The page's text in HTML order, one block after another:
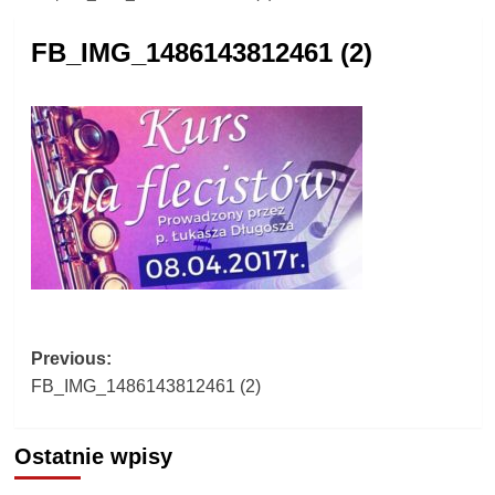
FB_IMG_1486143812461 (2)
Post
navigation
Previous:
FB_IMG_1486143812461 (2)
Ostatnie wpisy